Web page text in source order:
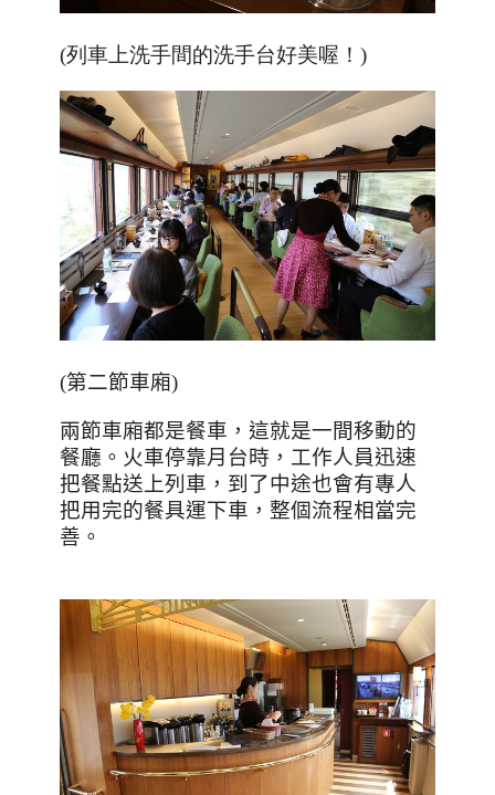
(列車上洗手間的洗手台好美喔！)
(第二節車廂)
兩節車廂都是餐車，這就是一間移動的
餐廳。火車停靠月台時，工作人員迅速
把餐點送上列車，到了中途也會有專人
把用完的餐具運下車，整個流程相當完
善。